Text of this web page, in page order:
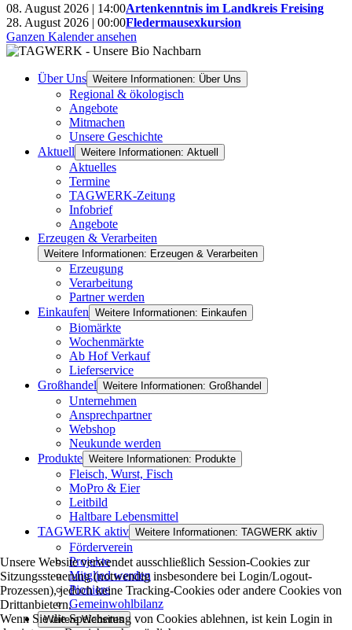
08. August 2026 | 14:00Artenkenntnis im Landkreis Freising
28. August 2026 | 00:00Fledermausexkursion
Ganzen Kalender ansehen
Über Uns Weitere Informationen: Über Uns
Regional & ökologisch
Angebote
Mitmachen
Unsere Geschichte
Aktuell Weitere Informationen: Aktuell
Aktuelles
Termine
TAGWERK-Zeitung
Infobrief
Angebote
Erzeugen & Verarbeiten
Weitere Informationen: Erzeugen & Verarbeiten
Erzeugung
Verarbeitung
Partner werden
Einkaufen Weitere Informationen: Einkaufen
Biomärkte
Wochenmärkte
Ab Hof Verkauf
Lieferservice
Großhandel Weitere Informationen: Großhandel
Unternehmen
Ansprechpartner
Webshop
Neukunde werden
Produkte Weitere Informationen: Produkte
Fleisch, Wurst, Fisch
MoPro & Eier
Leitbild
Haltbare Lebensmittel
TAGWERK aktiv Weitere Informationen: TAGWERK aktiv
Förderverein
Projekte
Mitglied werden
Pioniere
Gemeinwohlbilanz
Weitere Websites
Unsere Website verwendet ausschließlich Session-Cookies zur
Sitzungssteuerung (notwendig insbesondere bei Login/Logout-
Prozessen), jedoch keine Tracking-Cookies oder andere Cookies von
Drittanbietern.
Wenn Sie die Speicherung von Cookies ablehnen, ist kein Login in